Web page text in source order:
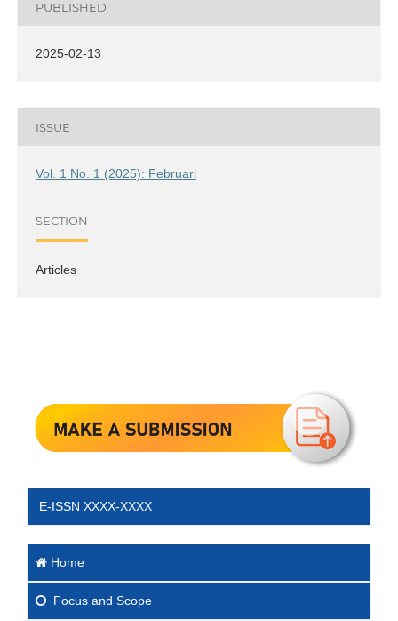
PUBLISHED
2025-02-13
ISSUE
Vol. 1 No. 1 (2025): Februari
SECTION
Articles
E-ISSN XXXX-XXXX
Home
Focus and Scope